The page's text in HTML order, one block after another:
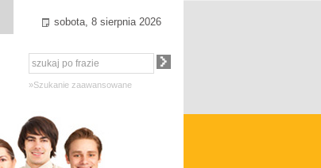
sobota, 8 sierpnia 2026
»Szukanie zaawansowane